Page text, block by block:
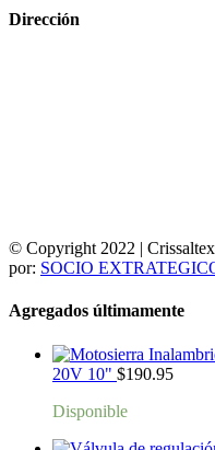
Dirección
© Copyright 2022 |
por: SOCIO
Agregados últimamente
20V 10" $190.95
Disponible